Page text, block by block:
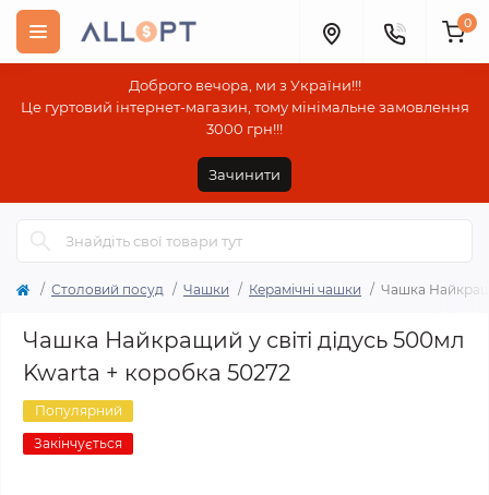
Доброго вечора, ми з України!!!
Це гуртовий інтернет-магазин, тому мінімальне замовлення
3000 грн!!!
Зачинити
0
Столовий посуд Чашки Керамічні чашки Чашка
Чашка Найкращий у світі дідусь 500мл
Kwarta + коробка 50272
Популярний
Закінчується